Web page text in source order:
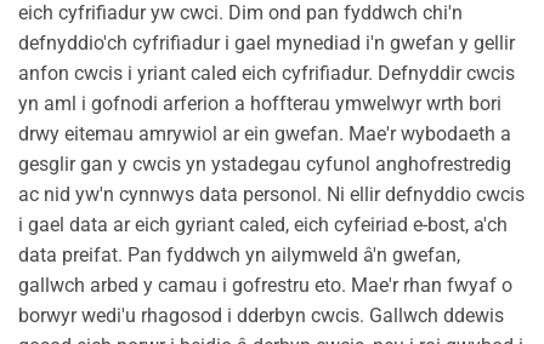
eich cyfrifiadur yw cwci. Dim ond pan fyddwch chi'n
defnyddio'ch cyfrifiadur i gael mynediad i'n gwefan y gellir
anfon cwcis i yriant caled eich cyfrifiadur. Defnyddir cwcis
yn aml i gofnodi arferion a hoffterau ymwelwyr wrth bori
drwy eitemau amrywiol ar ein gwefan. Mae'r wybodaeth a
gesglir gan y cwcis yn ystadegau cyfunol anghofrestredig
ac nid yw'n cynnwys data personol. Ni ellir defnyddio cwcis
i gael data ar eich gyriant caled, eich cyfeiriad e-bost, a'ch
data preifat. Pan fyddwch yn ailymweld â'n gwefan,
gallwch arbed y camau i gofrestru eto. Mae'r rhan fwyaf o
borwyr wedi'u rhagosod i dderbyn cwcis. Gallwch ddewis